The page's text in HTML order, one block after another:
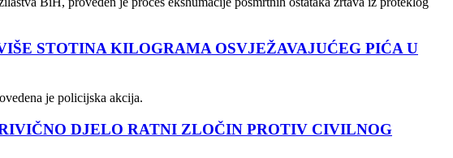
STOTINA KILOGRAMA OSVJEŽAVAJUĆEG PIĆA U
je policijska akcija.
DJELO RATNI ZLOČIN PROTIV CIVILNOG